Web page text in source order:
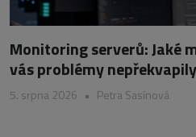
Monitoring serverů: Jaké
vás problémy nepřekvapily
5. srpna 2026 • Petra Sasínová